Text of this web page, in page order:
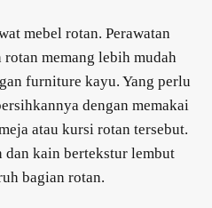
mebel rotan. Perawatan
memang lebih mudah
furniture kayu. Yang perlu
dengan memakai
atau kursi rotan tersebut.
dan kain bertekstur lembut
bagian rotan.